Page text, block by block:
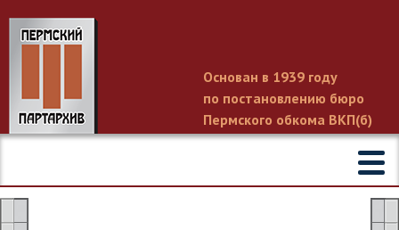
Основан в 1939 году
по постановлению бюро
Пермского обкома ВКП(б)